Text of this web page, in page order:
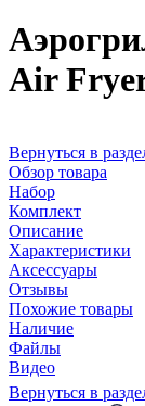
Air
Вернуться в
Обзор товара
Набор
Комплект
Описание
Характеристики
Аксессуары
Отзывы
Похожие товары
Наличие
Файлы
Видео
Вернуться в